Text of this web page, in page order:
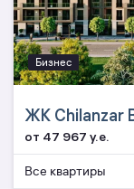
Бизнес
ЖК Chilanzar
от 47 967 y.e.
Все квартиры